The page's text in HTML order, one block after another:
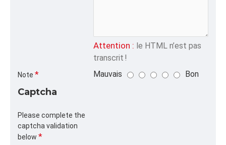
Attention : le HTML n’est pas
transcrit !
Note Mauvais Bon
Captcha
Please complete the
captcha validation
below